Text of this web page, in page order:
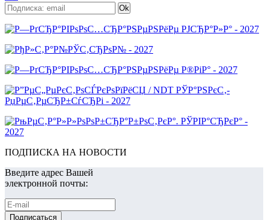
ПОДПИСКА НА НОВОСТИ
Введите адрес Вашей
электронной почты: